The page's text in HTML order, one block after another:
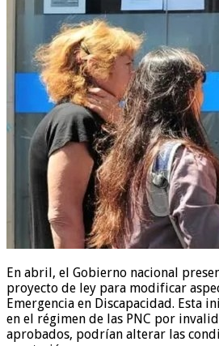
En abril, el Gobierno nacional
proyecto de ley para modificar
Emergencia en Discapacidad. Esta
en el régimen de las PNC por
aprobados, podrían alterar las